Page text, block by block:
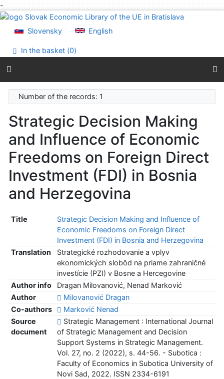
-
Go to content
Accessibility declaration
Slovensky English
In the basket (0)
Number of the records: 1
Strategic Decision Making
and Influence of Economic
Freedoms on Foreign Direct
Investment (FDI) in Bosnia
and Herzegovina
Title
Strategic Decision Making and Influence of
Economic Freedoms on Foreign Direct
Investment (FDI) in Bosnia and Herzegovina
Translation
Strategické rozhodovanie a vplyv
ekonomických slobôd na priame zahraničné
investície (PZI) v Bosne a Hercegovine
Author info
Dragan Milovanović, Nenad Marković
Author
Milovanović Dragan
Co-authors
Marković Nenad
Source
document
Strategic Management : International Journal
of Strategic Management and Decision
Support Systems in Strategic Management.
Vol. 27, no. 2 (2022), s. 44-56. - Subotica :
Faculty of Economics in Subotica University of
Novi Sad, 2022. ISSN 2334-6191